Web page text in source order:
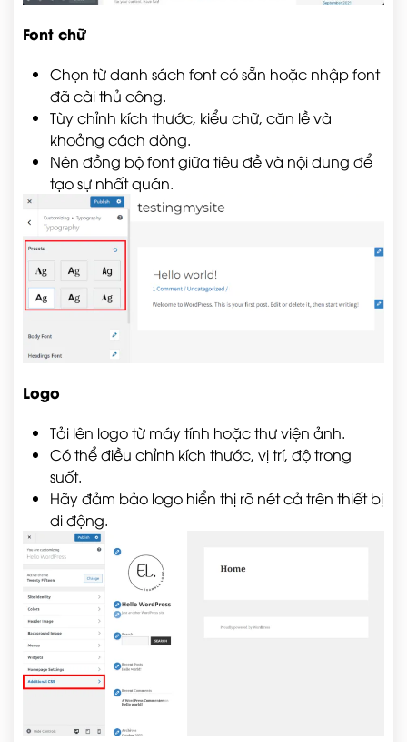
Font chữ
Chọn từ danh sách font có sẵn hoặc nhập font
đã cài thủ công.
Tùy chỉnh kích thước, kiểu chữ, căn lề và
khoảng cách dòng.
Nên đồng bộ font giữa tiêu đề và nội dung để
tạo sự nhất quán.
Logo
Tải lên logo từ máy tính hoặc thư viện ảnh.
Có thể điều chỉnh kích thước, vị trí, độ trong
suốt.
Hãy đảm bảo logo hiển thị rõ nét cả trên thiết bị
di động.